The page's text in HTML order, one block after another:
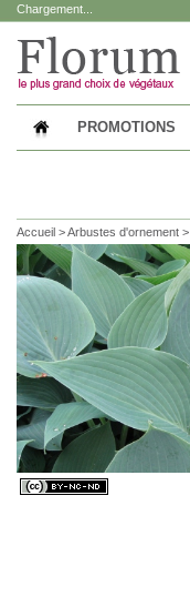
Chargement...
PROMOTIONS
Accueil >Arbustes d'ornement >